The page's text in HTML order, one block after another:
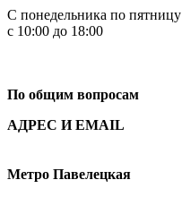
С понедельника по пятницу
с 10:00 до 18:00
По общим вопросам
АДРЕС И EMAIL
Метро Павелецкая